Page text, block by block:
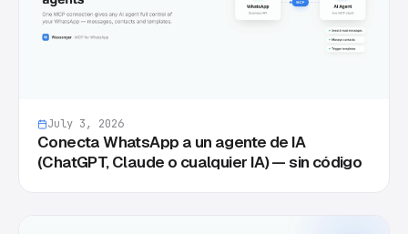
July 3, 2026
Conecta WhatsApp a un agente de IA
(ChatGPT, Claude o cualquier IA) — sin código